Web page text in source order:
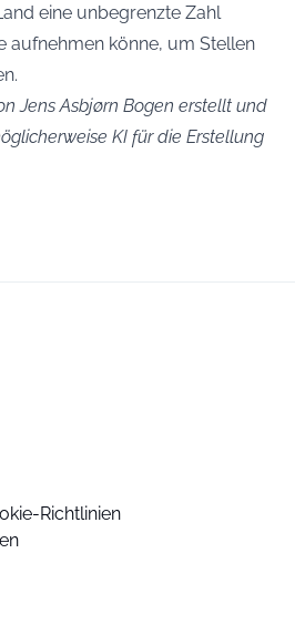
eine unbegrenzte Zahl
aufnehmen könne, um Stellen
Jens Asbjørn Bogen erstellt und
KI für die Erstellung
Richtlinien